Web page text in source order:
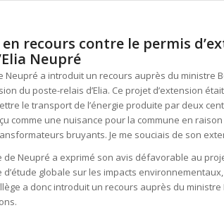
recours contre le permis
Neupré
Neupré a introduit un recours auprès du ministre
du poste-relais d’Elia. Ce projet d’extension
le transport de l’énergie produite par deux
comme une nuisance pour la commune en
bruyants. Je me souciais de son
de Neupré a exprimé son avis défavorable au
d’étude globale sur les impacts
a donc introduit un recours auprès du